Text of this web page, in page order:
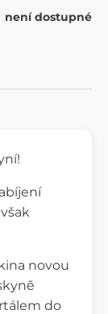
není dostupné
novou
do